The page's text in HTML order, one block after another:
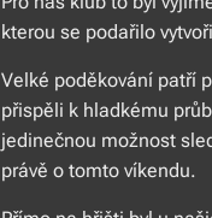
kterou se podařilo
Velké poděkování patří
přispěli k hladkému
jedinečnou možnost
právě o tomto víkendu.